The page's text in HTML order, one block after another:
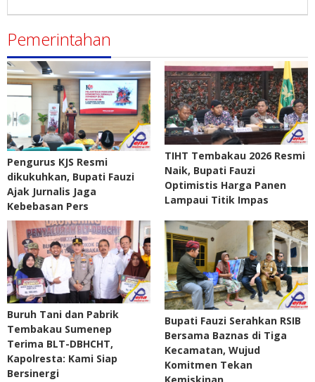
Madura
Pemerintahan
Pengurus KJS Resmi
dikukuhkan, Bupati Fauzi
Ajak Jurnalis Jaga
Kebebasan Pers
TIHT Tembakau 2026 Resmi
Naik, Bupati Fauzi
Optimistis Harga Panen
Lampaui Titik Impas
Buruh Tani dan Pabrik
Tembakau Sumenep
Terima BLT-DBHCHT,
Kapolresta: Kami Siap
Bersinergi
Bupati Fauzi Serahkan RSIB
Bersama Baznas di Tiga
Kecamatan, Wujud
Komitmen Tekan